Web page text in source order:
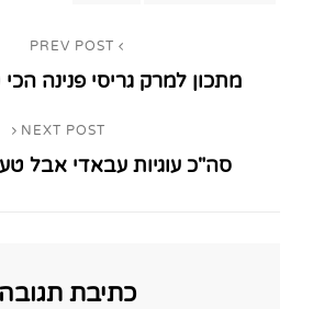
Post
PREV POST
מתכון למרק גריסי פנינה
Post
NEXT POST
סה"כ עוגיות עבאדי אבל
כתיבת תגובה